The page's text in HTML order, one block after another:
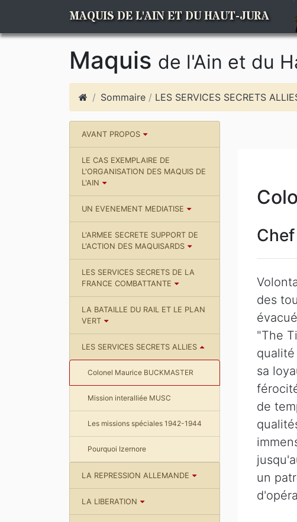
MAQUIS DE L'AIN ET DU HAUT-JURA
Maquis de l'Ain et du
Sommaire / LES SERVICES SECRETS
AVANT PROPOS
LE CAS EXEMPLAIRE DE
L'ORGANISATION DES MAQUIS DE
L'AIN
UN EVENEMENT MEDIATISE
L'ARMEE SECRETE SUPPORT DE
L'ACTION DES MAQUISARDS
LES SERVICES SECRETS DE LA
FRANCE COMBATTANTE
LA BATAILLE DU RAIL ET LE PLAN
VERT
LES SERVICES SECRETS ALLIES
Colonel Maurice BUCKMASTER
Mission interalliée MUSC
Les missions spéciales 1942-1944
Pourquoi Izernore
LA REPRESSION ALLEMANDE
LA LIBERATION
des
"The
sa
de
un